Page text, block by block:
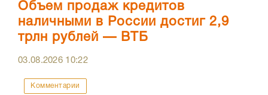
Объем продаж кредитов
наличными в России достиг 2,9
трлн рублей — ВТБ
03.08.2026 10:22
Комментарии